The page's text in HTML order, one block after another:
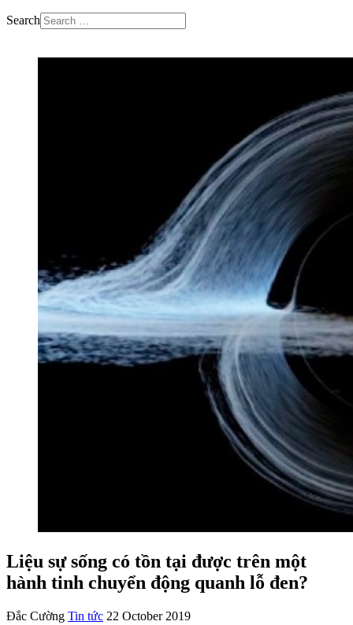
Search
Liệu sự sống có tồn tại được trên một
hành tinh chuyển động quanh lỗ đen?
Đắc Cường Tin tức 22 October 2019